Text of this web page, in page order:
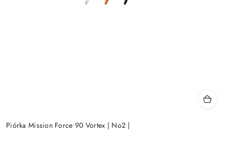
Piórka Mission Force 90 Vortex | No2 |